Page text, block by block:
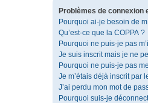
Problèmes de connexion
Pourquoi ai-je besoin de
Qu’est-ce que la COPPA ?
Pourquoi ne puis-je pas
Je suis inscrit mais je ne
Pourquoi ne puis-je pas
Je m’étais déjà inscrit par
J’ai perdu mon mot de
Pourquoi suis-je